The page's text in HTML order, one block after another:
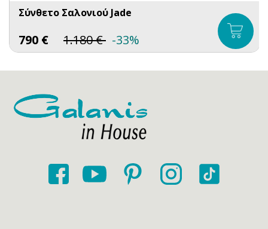
Σύνθετο Σαλονιού Jade
790 € 1.180€ -33%